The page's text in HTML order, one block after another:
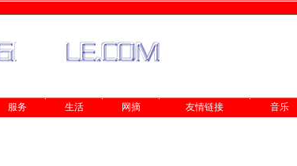
服务 生活 网摘 友情链接 音乐